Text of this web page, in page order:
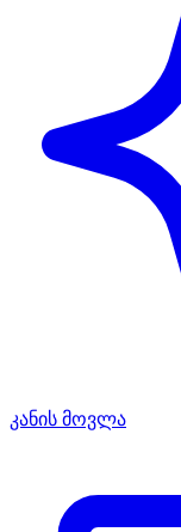
კანის მოვლა